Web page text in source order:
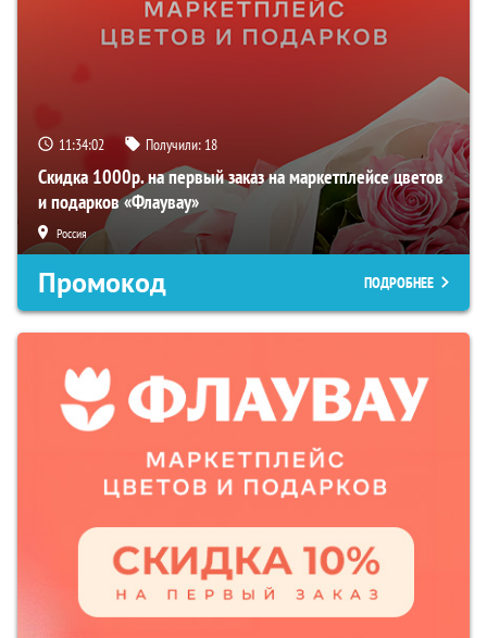
11:34:00 Получили: 18
Скидка 1000р. на первый заказ на маркетплейсе цветов
и подарков «Флаувау»
Россия
Промокод ПОДРОБНЕЕ